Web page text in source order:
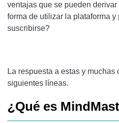
ventajas que se pueden
forma de utilizar la plataforma
suscribirse?
La respuesta a estas y muchas
siguientes líneas.
¿Qué es